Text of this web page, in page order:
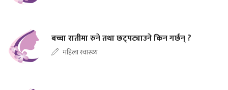
बच्चा रातीमा रुने तथा छट्पट्याउने किन गर्छन् ?
महिला स्वास्थ्य